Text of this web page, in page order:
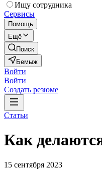
Ищу сотрудника
Сервисы
Помощь
Ещё
Поиск
Бемыж
Войти
Войти
Создать резюме
Статьи
Как
15 сентября 2023